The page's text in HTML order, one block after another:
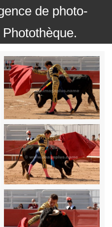
de photo-